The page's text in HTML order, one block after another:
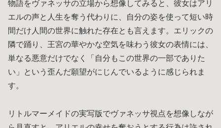
物語をヴァネッサの立場から想像してみると、彼女はアリ
エルの声と人生を奪う代わりに、自分の姿を使って短い時
間だけ人間の世界に触れた存在とも言えます。エリックの
隣で踊り、王宮の華やかな空気を味わう彼女の表情には、
単なる悪意だけでなく「自分もこの世界の一部でありた
い」という歪んだ願望がにじんでいるように感じられま
す。
リトルマーメイドの実写版でヴァネッサ視点を想像しなが